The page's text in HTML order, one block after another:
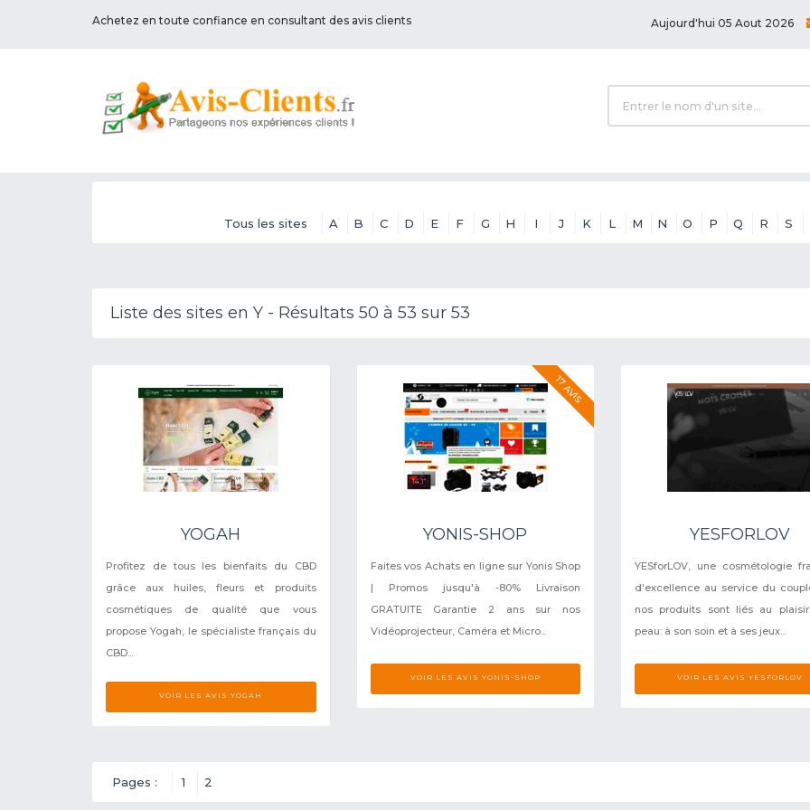
Achetez en toute confiance en consultant des avis clients Aujourd'hui 05 Aout 2026
Tous les sites A B C D E F G H I J K L M N O P Q R S
Liste des sites en Y - Résultats 50 à 53 sur 53
YOGAH
Profitez de tous les bienfaits du CBD
grâce aux huiles, fleurs et produits
cosmétiques de qualité que vous
propose Yogah, le spécialiste français du
CBD...
VOIR LES AVIS YOGAH
17 AVIS
YONIS-SHOP
Faites vos Achats en ligne sur Yonis Shop
| Promos jusqu'à -80% Livraison
GRATUITE Garantie 2 ans sur nos
Vidéoprojecteur, Caméra et Micro...
VOIR LES AVIS YONIS-SHOP
YESFORLOV
YESforLOV, une cosmétologie
d'excellence au service du
nos produits sont liés au
peau: à son soin et à ses jeux...
VOIR LES AVIS YESFORLOV
Pages : 1 2